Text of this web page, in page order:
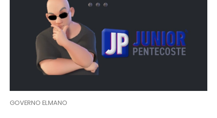
GOVERNO ELMANO